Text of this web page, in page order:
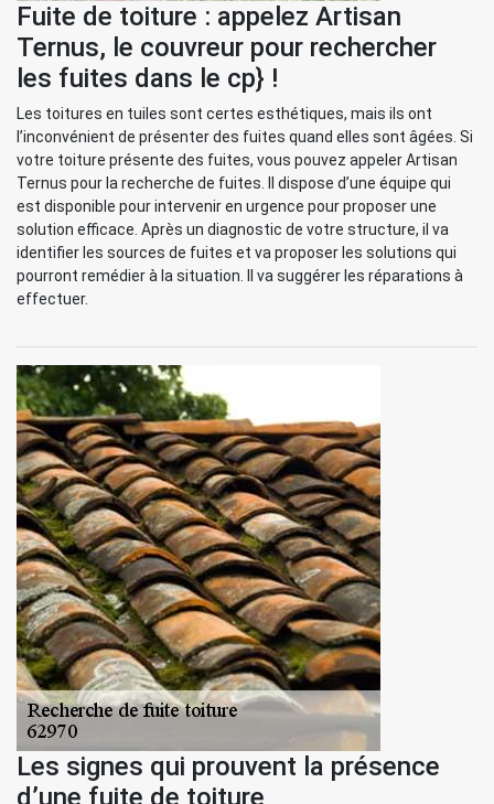
Fuite de toiture : appelez Artisan
Ternus, le couvreur pour rechercher
les fuites dans le cp} !
Les toitures en tuiles sont certes esthétiques, mais ils ont
l’inconvénient de présenter des fuites quand elles sont âgées. Si
votre toiture présente des fuites, vous pouvez appeler Artisan
Ternus pour la recherche de fuites. Il dispose d’une équipe qui
est disponible pour intervenir en urgence pour proposer une
solution efficace. Après un diagnostic de votre structure, il va
identifier les sources de fuites et va proposer les solutions qui
pourront remédier à la situation. Il va suggérer les réparations à
effectuer.
Les signes qui prouvent la présence
d’une fuite de toiture